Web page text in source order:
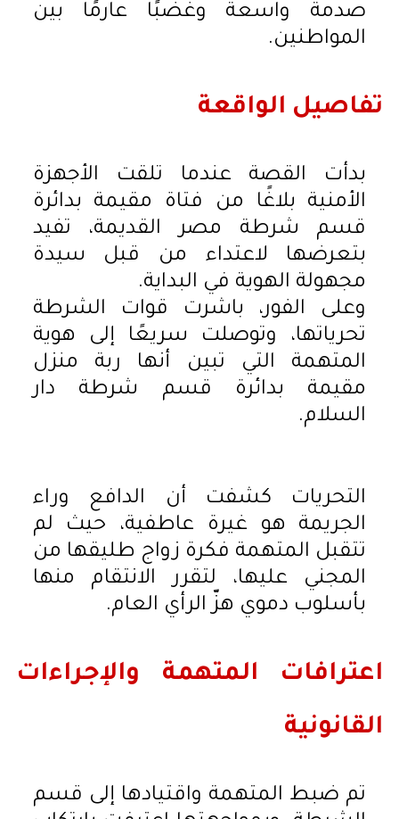
صدمة واسعة وغضبًا عارمًا بين
المواطنين.
تفاصيل الواقعة
بدأت القصة عندما تلقت الأجهزة
الأمنية بلاغًا من فتاة مقيمة بدائرة
قسم شرطة مصر القديمة، تفيد
بتعرضها لاعتداء من قبل سيدة
مجهولة الهوية في البداية.
وعلى الفور، باشرت قوات الشرطة
تحرياتها، وتوصلت سريعًا إلى هوية
المتهمة التي تبين أنها ربة منزل
مقيمة بدائرة قسم شرطة دار
السلام.
التحريات كشفت أن الدافع وراء
الجريمة هو غيرة عاطفية، حيث لم
تتقبل المتهمة فكرة زواج طليقها من
المجني عليها، لتقرر الانتقام منها
بأسلوب دموي هزّ الرأي العام.
اعترافات المتهمة والإجراءات
القانونية
تم ضبط المتهمة واقتيادها إلى قسم